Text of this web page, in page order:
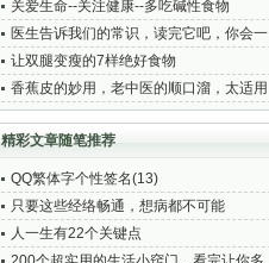
关爱生命--关注健康--多吃碱性食物
医生告诉我们的常识，读完它吧，你会一
生受益！
让双腿变瘦的7样绝好食物
香蕉皮的妙用，老中医的顺口溜，太适用
了！
精彩文章随笔推荐
QQ繁体字个性签名(13)
只要这些经络畅通，想病都不可能
人一生有22个关键点